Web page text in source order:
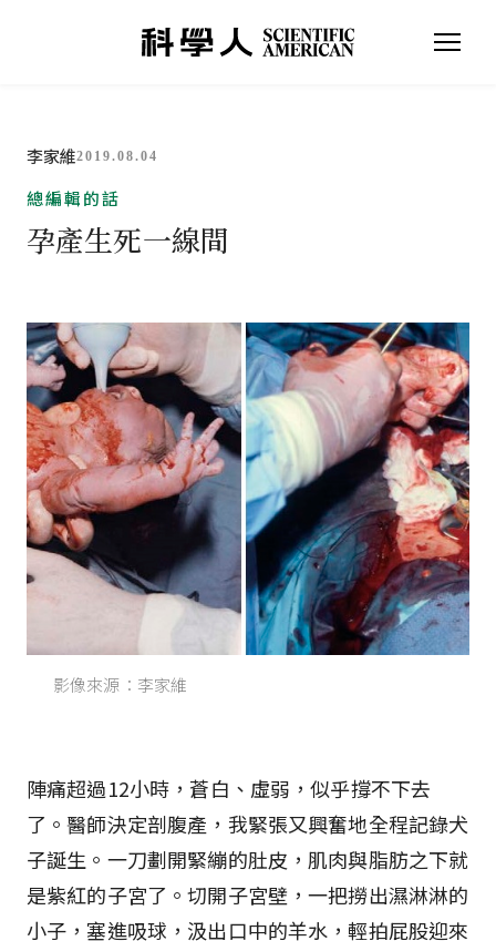
李家維2019.08.04
總編輯的話
孕產生死一線間
影像來源：李家維
陣痛超過12小時，蒼白、虛弱，似乎撐不下去
了。醫師決定剖腹產，我緊張又興奮地全程記錄犬
子誕生。一刀劃開緊繃的肚皮，肌肉與脂肪之下就
是紫紅的子宮了。切開子宮壁，一把撈出濕淋淋的
小子，塞進吸球，汲出口中的羊水，輕拍屁股迎來